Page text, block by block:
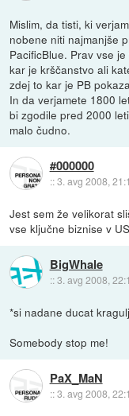
Mislim, da tisti, ki
nobene niti najmanjše
PacificBlue. Prav vse
kar je krščanstvo ali
zdej to kar je PB
In da verjamete 1800
bi zgodile pred 2000
malo čudno.
#000000
::3. avg 2008,
Jest sem že velikorat
vse ključne biznise v
BigWhale
::3. avg 2008,
*si nadane ducat
Somebody stop me!
PaX_MaN
::3. avg 2008,